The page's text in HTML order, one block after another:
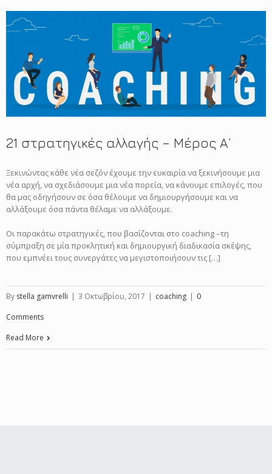
21 στρατηγικές αλλαγής – Μέρος Α΄
Ξεκινώντας κάθε νέα σεζόν έχουμε την ευκαιρία να ξεκινήσουμε μια
νέα αρχή, να σχεδιάσουμε μια νέα πορεία, να κάνουμε επιλογές, που
θα μας οδηγήσουν σε όσα θέλουμε να δημιουργήσουμε και να
αλλάξουμε όσα πάντα θέλαμε να αλλάξουμε.
Οι παρακάτω στρατηγικές, που βασίζονται στο coaching –τη
σύμπραξη σε μία προκλητική και δημιουργική διαδικασία σκέψης,
που εμπνέει τους συνεργάτες να μεγιστοποιήσουν τις […]
By stella gamvrelli | 3 Οκτωβρίου, 2017 | coaching | 0
Comments
Read More